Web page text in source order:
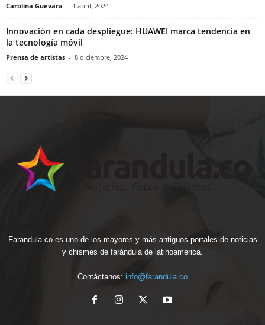
Carolina Guevara - 1 abril, 2024
Innovación en cada despliegue: HUAWEI marca tendencia en
la tecnología móvil
Prensa de artistas - 8 diciembre, 2024
Farandula.co es uno de los mayores y más antiguos portales de noticias
y chismes de farándula de latinoamérica.
Contáctanos: info@farandula.co